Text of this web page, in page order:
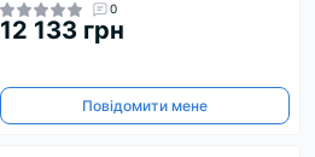
0
12 133 грн
Повідомити мене